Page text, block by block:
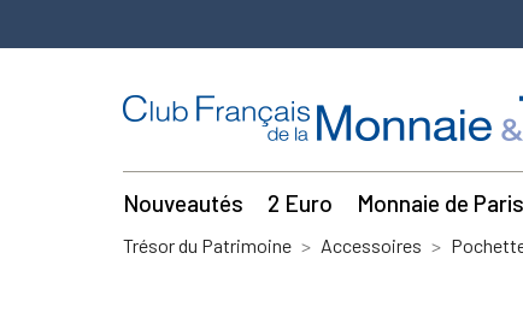
Nouveautés 2 Euro Monnaie de Paris
Trésor du Patrimoine Accessoires